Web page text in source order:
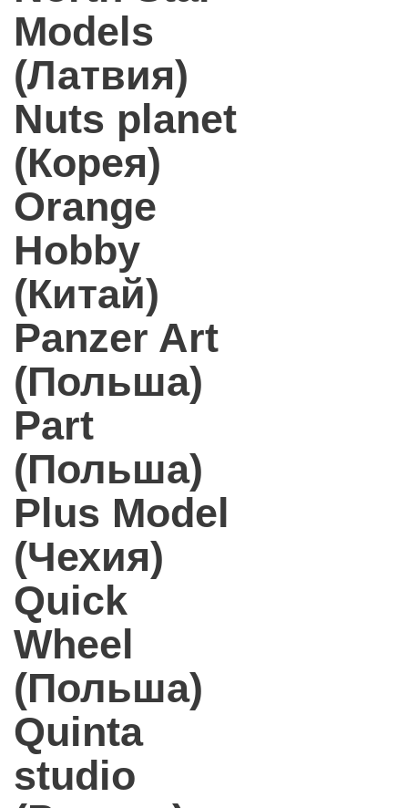
Models
(Латвия)
Nuts planet
(Корея)
Orange
Hobby
(Китай)
Panzer Art
(Польша)
Part
(Польша)
Plus Model
(Чехия)
Quick
Wheel
(Польша)
Quinta
studio